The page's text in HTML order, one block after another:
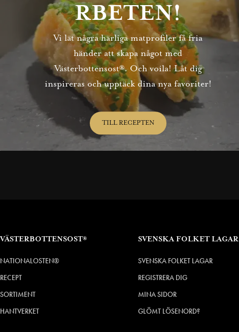
RBETEN!
Vi lät några härliga matprofiler få fria
händer att skapa något med
Västerbottensost®. Och voila! Låt dig
inspireras och upptäck dina nya favoriter!
TILL RECEPTEN
VÄSTERBOTTENSOST®
NATIONALOSTEN®
RECEPT
SORTIMENT
HANTVERKET
SVENSKA FOLKET LAGAR
SVENSKA FOLKET LAGAR
REGISTRERA DIG
MINA SIDOR
GLÖMT LÖSENORD?